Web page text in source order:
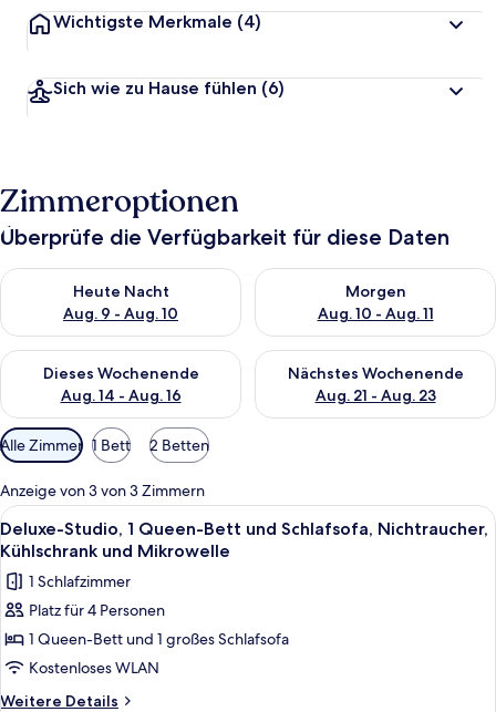
Wichtigste Merkmale (4)
Sich wie zu Hause fühlen (6)
Zimmeroptionen
Überprüfe die Verfügbarkeit für diese Daten
Heute Nacht
Aug. 9 - Aug. 10
Überprüfe die Verfügbarkeit für heute Nacht, Aug. 9 - Aug.
Morgen
Aug. 10 - Aug. 11
Überprüfe die Verfügbarkeit
Dieses Wochenende
Aug. 14 - Aug. 16
Überprüfe die Verfügbarkeit für dieses Wochenende, Aug. 14
Nächstes Wochenende
Aug. 21 - Aug. 23
Überprüfe die Verfügbarkeit
Verfügbare
Filter
für
Zimmer
Alle Zimmer 1 Bett 2 Betten
Anzeige von 3 von 3 Zimmern
Alle
Fotos
für
Deluxe-
Studio,
1 Queen-
Bett
und
Ein Hotelzimmer mit einem großen
5
Deluxe-Studio, 1 Queen-Bett und Schlafsofa, Nichtraucher,
Kühlschrank und Mikrowelle
1 Schlafzimmer
Platz für 4 Personen
1 Queen-Bett und 1 großes Schlafsofa
Kostenloses WLAN
Weitere Details
Weitere